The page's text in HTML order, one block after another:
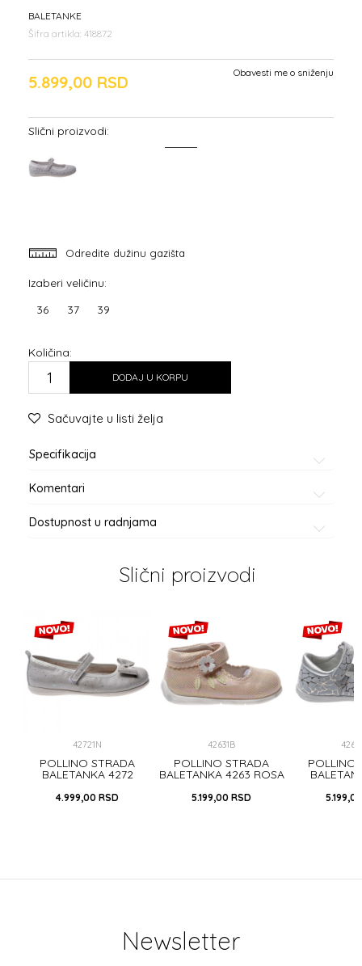
BALETANKE
Šifra artikla: 418872
5.899,00 RSD Obavesti me o sniženju
Slični proizvodi:
Odredite dužinu gazišta
Izaberi veličinu:
36 37 39
Količina:
DODAJ U KORPU
Sačuvajte u listi želja
Specifikacija
Komentari
Dostupnost u radnjama
Slični proizvodi
42721N
POLLINO STRADA
BALETANKA 4272
4.999,00 RSD
42631B
POLLINO STRADA
BALETANKA 4263 ROSA
5.199,00 RSD
POLLINO
5.199,00
Newsletter